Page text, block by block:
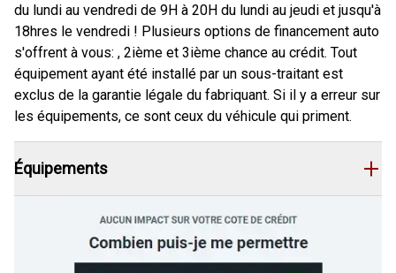
du lundi au vendredi de 9H à 20H du lundi au jeudi et jusqu'à
18hres le vendredi ! Plusieurs options de financement auto
s'offrent à vous: , 2ième et 3ième chance au crédit. Tout
équipement ayant été installé par un sous-traitant est
exclus de la garantie légale du fabriquant. Si il y a erreur sur
les équipements, ce sont ceux du véhicule qui priment.
Équipements